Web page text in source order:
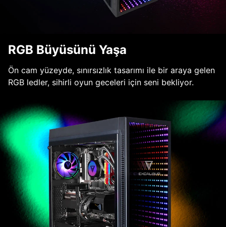
RGB Büyüsünü Yaşa
Ön cam yüzeyde, sınırsızlık tasarımı ile bir araya gelen
RGB ledler, sihirli oyun geceleri için seni bekliyor.